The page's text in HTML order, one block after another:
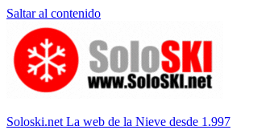
Saltar al contenido
Soloski.net La web de la Nieve desde 1.997